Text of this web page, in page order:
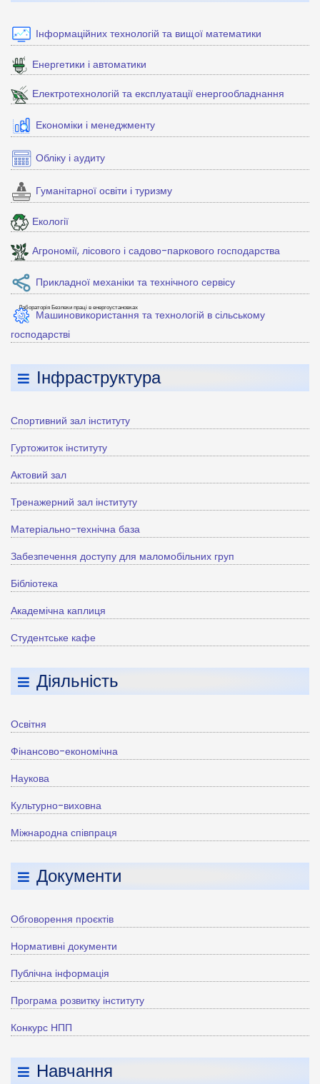
Лабораторія Безпеки праці в енергоустановках
Інформаційних технологій та вищої математики
Енергетики і автоматики
Електротехнологій та експлуатації енергообладнання
Економіки і менеджменту
Обліку і аудиту
Гуманітарної освіти і туризму
Екології
Агрономії, лісового і садово-паркового господарства
Прикладної механіки та технічного сервісу
Машиновикористання та технологій в сільському
господарстві
Інфраструктура
Спортивний зал інституту
Гуртожиток інституту
Актовий зал
Тренажерний зал інституту
Матеріально-технічна база
Забезпечення доступу для маломобільних груп
Бібліотека
Академічна каплиця
Студентське кафе
Діяльність
Освітня
Фінансово-економічна
Наукова
Культурно-виховна
Міжнародна співпраця
Документи
Обговорення проєктів
Нормативні документи
Публічна інформація
Програма розвитку інституту
Конкурс НПП
Навчання